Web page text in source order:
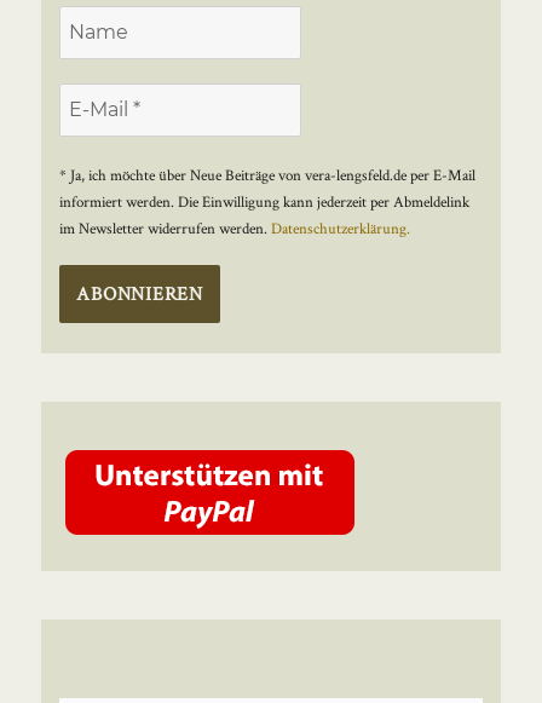
* Ja, ich möchte über Neue Beiträge von vera-lengsfeld.de per E-Mail
informiert werden. Die Einwilligung kann jederzeit per Abmeldelink
im Newsletter widerrufen werden.Datenschutzerklärung.